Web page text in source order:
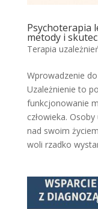
Psychoterapia
metody i
Terapia
Wprowadzenie
Uzależnienie to
funkcjonowanie
człowieka.
nad swoim
woli rzadko